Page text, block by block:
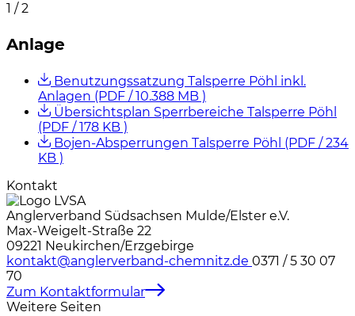
1 / 2
Anlage
Benutzungssatzung Talsperre Pöhl inkl.
Anlagen (PDF / 10.388 MB )
Übersichtsplan Sperrbereiche Talsperre Pöhl
(PDF / 178 KB )
Bojen-Absperrungen Talsperre Pöhl (PDF / 234
KB )
Kontakt
Anglerverband Südsachsen Mulde/Elster e.V.
Max-Weigelt-Straße 22
09221 Neukirchen/Erzgebirge
kontakt@anglerverband-chemnitz.de 0371 / 5 30 07
70
Zum Kontaktformular
Weitere Seiten